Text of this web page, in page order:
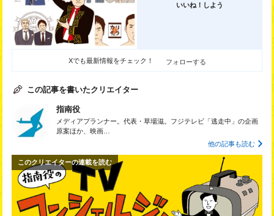
いいね！しよう
Xでも最新情報をチェック！ フォローする
この記事を書いたクリエイター
指南役
メディアプランナー。代表・草場滋。フジテレビ「逃走中」の企画
原案ほか、映画…
他の記事も読む
このクリエイターの連載を読む